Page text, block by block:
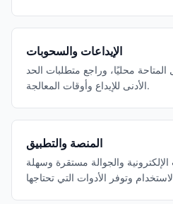
الإيداعات والسحوبات
محليًا، وراجع متطلبات الحد
الأدنى للإيداع وأوقات المعالجة.
المنصة والتطبيق
والجوالة مستقرة وسهلة